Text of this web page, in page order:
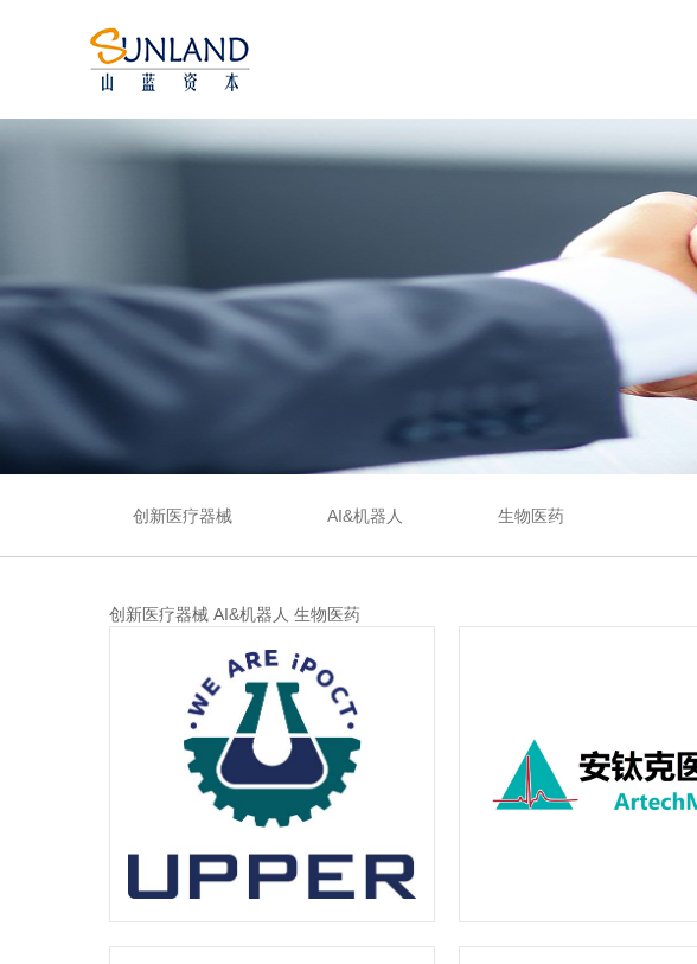
创新医疗器械 AI&机器人 生物医药
创新医疗器械 AI&机器人 生物医药